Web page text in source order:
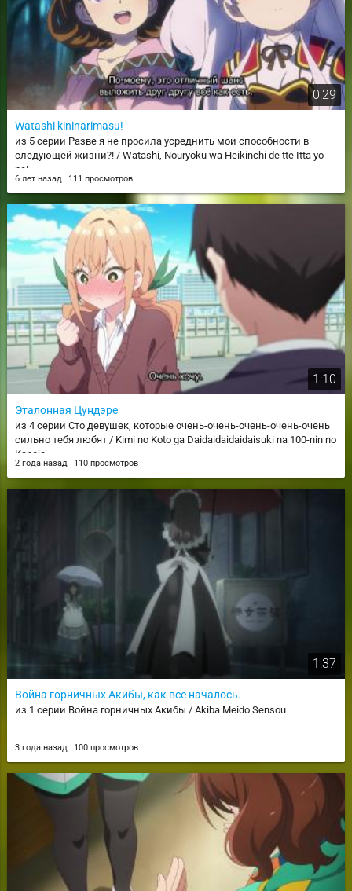
0:29
Watashi kininarimasu!
из 5 серии Разве я не просила усреднить мои способности в
следующей жизни?! / Watashi, Nouryoku wa Heikinchi de tte Itta yo
ne!
6 лет назад 111 просмотров
1:10
Эталонная Цундэре
из 4 серии Сто девушек, которые очень-очень-очень-очень-очень
сильно тебя любят / Kimi no Koto ga Daidaidaidaidaisuki na 100-nin no
Kanojo
2 года назад 110 просмотров
1:37
Война горничных Акибы, как все началось.
из 1 серии Война горничных Акибы / Akiba Meido Sensou
3 года назад 100 просмотров